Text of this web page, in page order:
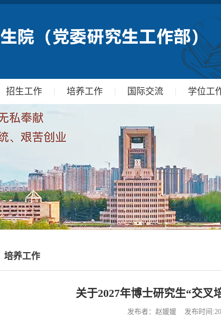
招生工作 培养工作 国际交流 学位工
培养工作
关于2027年博士研究生“交叉
发布者：赵媛媛 发布时间